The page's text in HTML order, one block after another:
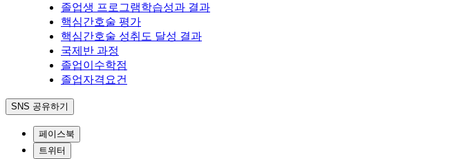
졸업생 프로그램학습성과 결과
핵심간호술 평가
핵심간호술 성취도 달성 결과
국제반 과정
졸업이수학점
졸업자격요건
SNS 공유하기
페이스북
트위터